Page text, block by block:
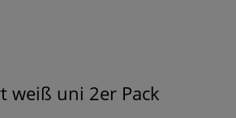
weiß uni 2er Pack